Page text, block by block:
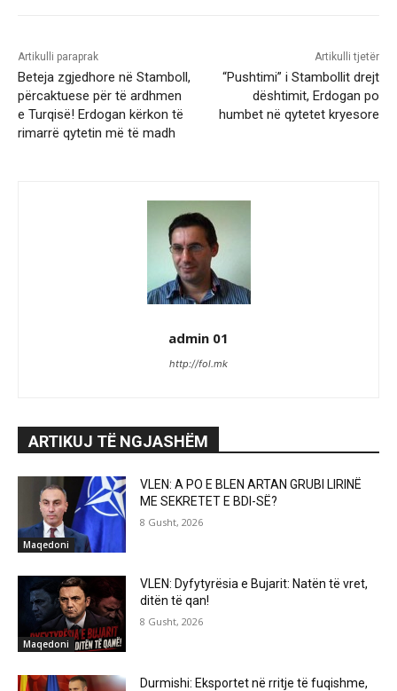
Artikulli paraprak
Beteja zgjedhore në Stamboll,
përcaktuese për të ardhmen
e Turqisë! Erdogan kërkon të
rimarrë qytetin më të madh
Artikulli tjetër
“Pushtimi” i Stambollit drejt
dështimit, Erdogan po
humbet në qytetet kryesore
admin 01
http://fol.mk
ARTIKUJ TË NGJASHËM
Maqedoni
VLEN: A PO E BLEN ARTAN GRUBI LIRINË
ME SEKRETET E BDI-SË?
8 Gusht, 2026
Maqedoni
VLEN: Dyfytyrësia e Bujarit: Natën të vret,
ditën të qan!
8 Gusht, 2026
Durmishi: Eksportet në rritje të fuqishme,